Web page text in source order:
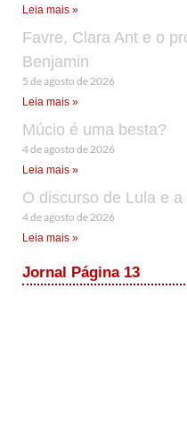
Leia mais »
Favre, Clara Ant e o
Benjamin
5 de agosto de 2026
Leia mais »
Múcio é uma besta?
4 de agosto de 2026
Leia mais »
O discurso de Lula e
4 de agosto de 2026
Leia mais »
Jornal Página 13